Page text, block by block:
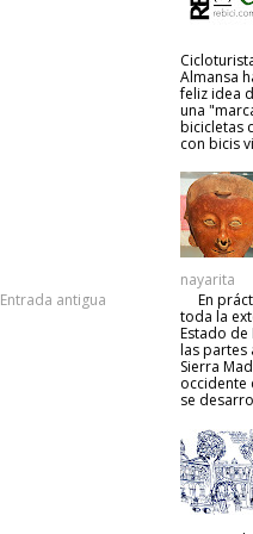
Entrada antigua
Almansa
feliz idea
una
bicicletas
con bicis
nayarita
En
toda la
Estado de
las partes
Sierra
occidente
se